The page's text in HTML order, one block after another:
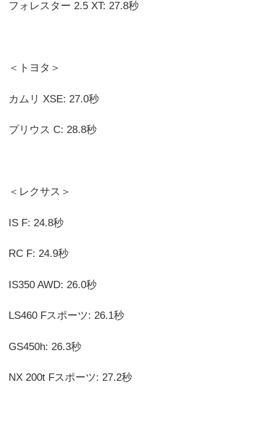
フォレスター 2.5 XT: 27.8秒
＜トヨタ＞
カムリ XSE: 27.0秒
プリウス C: 28.8秒
＜レクサス＞
IS F: 24.8秒
RC F: 24.9秒
IS350 AWD: 26.0秒
LS460 Fスポーツ: 26.1秒
GS450h: 26.3秒
NX 200t Fスポーツ: 27.2秒